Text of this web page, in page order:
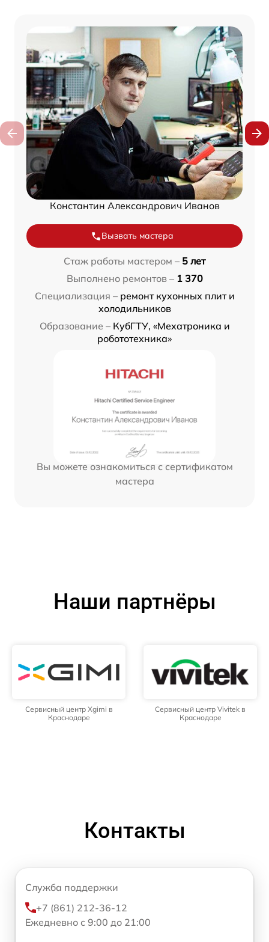
Константин Александрович Иванов
Вызвать мастера
Стаж работы мастером – 5 лет
Выполнено ремонтов – 1 370
Специализация – ремонт кухонных плит и
холодильников
Образование – КубГТУ, «Мехатроника и
робототехника»
Вы можете ознакомиться с сертификатом
мастера
Наши партнёры
Сервисный центр Xgimi в
Краснодаре
Сервисный центр Vivitek в
Краснодаре
Контакты
Служба поддержки
+7 (861) 212-36-12
Ежедневно с 9:00 до 21:00